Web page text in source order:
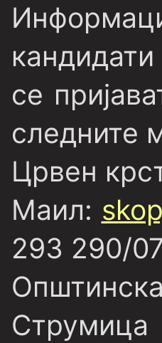
се
следните
Црвен
Маил:
293 290/
Струмица